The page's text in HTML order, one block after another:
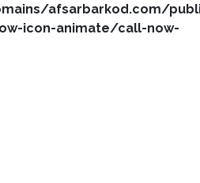
afsarbarkod.com/
icon-animate/call-now-